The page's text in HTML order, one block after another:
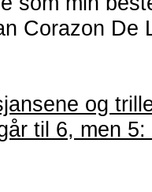
Corazon De
og
til 6, men 5: